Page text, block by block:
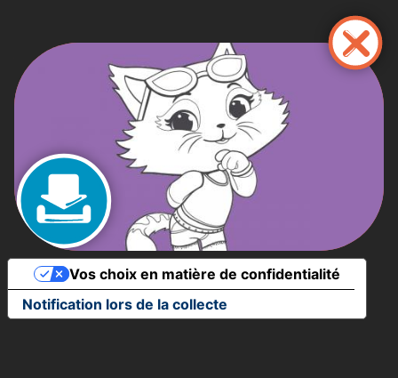
contenu
principal
Notification lors de la collecte
Vos choix en matière de confidentialité